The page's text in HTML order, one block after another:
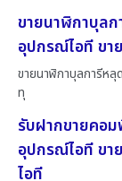
ขายนาฬิกาบุลก
อุปกรณ์ไอที ขา
ขายนาฬิกาบุลการีหลุ
ทุ
รับฝากขายคอม
อุปกรณ์ไอที ขา
ไอที